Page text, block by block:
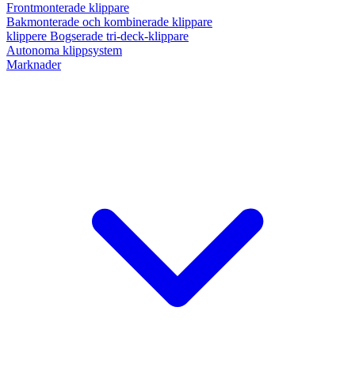
Frontmonterade klippare
Bakmonterade och kombinerade klippare
klippere Bogserade tri-deck-klippare
Autonoma klippsystem
Marknader